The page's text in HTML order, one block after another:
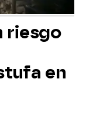
riesgo
en